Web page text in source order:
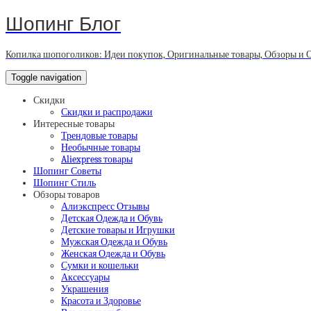
Шопинг Блог
Копилка шопоголиков: Идеи покупок, Оригинальные товары, Обзоры и
Toggle navigation
Скидки
Скидки и распродажи
Интересные товары
Трендовые товары
Необычные товары
Aliexpress товары
Шопинг Советы
Шопинг Стиль
Обзоры товаров
Алиэкспресс Отзывы
Детская Одежда и Обувь
Детские товары и Игрушки
Мужская Одежда и Обувь
Женская Одежда и Обувь
Сумки и кошельки
Аксессуары
Украшения
Красота и Здоровье